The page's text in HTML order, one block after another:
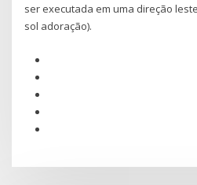
ser executada em uma direção
sol adoração).